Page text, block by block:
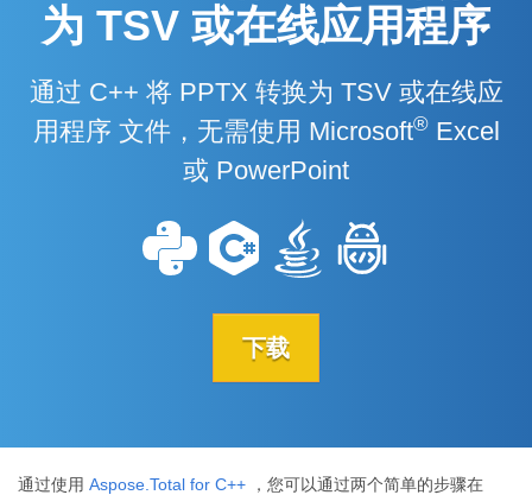
为 TSV 或在线应用程序
通过 C++ 将 PPTX 转换为 TSV 或在线应
用程序 文件，无需使用 Microsoft®Excel
或 PowerPoint
下载
通过使用 Aspose.Total for C++ ，您可以通过两个简单的步骤在